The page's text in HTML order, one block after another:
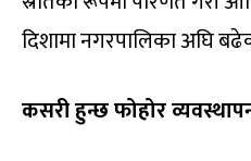
दिशामा नगरपालिका अघि
कसरी हुन्छ फोहोर